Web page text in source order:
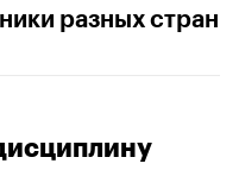
разных стран